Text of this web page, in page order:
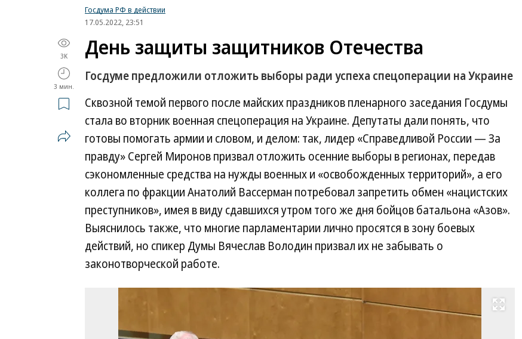
Госдума РФ в действии
17.05.2022, 23:51
3K
3 мин.
День защиты защитников Отечества
Госдуме предложили отложить выборы ради успеха спецоперации на Украине
Сквозной темой первого после майских праздников пленарного заседания Госдумы
стала во вторник военная спецоперация на Украине. Депутаты дали понять, что
готовы помогать армии и словом, и делом: так, лидер «Справедливой России — За
правду» Сергей Миронов призвал отложить осенние выборы в регионах, передав
сэкономленные средства на нужды военных и «освобожденных территорий», а его
коллега по фракции Анатолий Вассерман потребовал запретить обмен «нацистских
преступников», имея в виду сдавшихся утром того же дня бойцов батальона «Азов».
Выяснилось также, что многие парламентарии лично просятся в зону боевых
действий, но спикер Думы Вячеслав Володин призвал их не забывать о
законотворческой работе.
Развернуть на весь экран